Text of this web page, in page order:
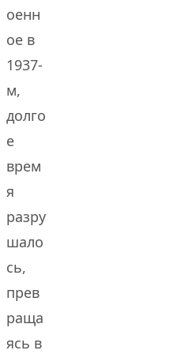
оенн
ое в
1937-
м,
долго
е
врем
я
разру
шало
сь,
прев
раща
ясь в